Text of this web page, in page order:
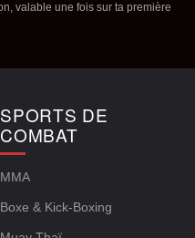
valable une fois sur ta première
SPORTS DE
COMBAT
MMA
Boxe & Kick-Boxing